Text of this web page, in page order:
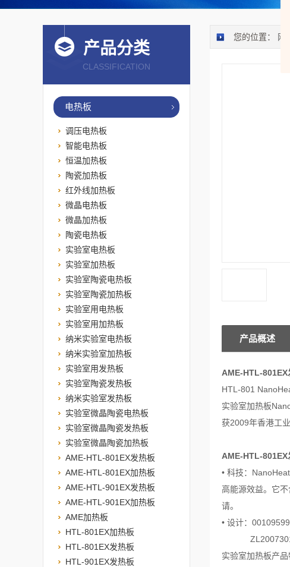
您的位置： 网
产品概述
AME-HTL-801EX
HTL-801
实验室加热板
获2009年香港工
AME-HTL-801EX
• 科技：
高能源效益。它
请。
• 设计：
实验室加热板产品
产品分类
CLASSIFICATION
电热板
调压电热板
智能电热板
恒温加热板
陶瓷加热板
红外线加热板
微晶电热板
微晶加热板
陶瓷电热板
实验室电热板
实验室加热板
实验室陶瓷电热板
实验室陶瓷加热板
实验室用电热板
实验室用加热板
纳米实验室电热板
纳米实验室加热板
实验室用发热板
实验室陶瓷发热板
纳米实验室发热板
实验室微晶陶瓷电热板
实验室微晶陶瓷发热板
实验室微晶陶瓷加热板
AME-HTL-801EX发热板
AME-HTL-801EX加热板
AME-HTL-901EX发热板
AME-HTL-901EX加热板
AME加热板
HTL-801EX加热板
HTL-801EX发热板
HTL-901EX发热板